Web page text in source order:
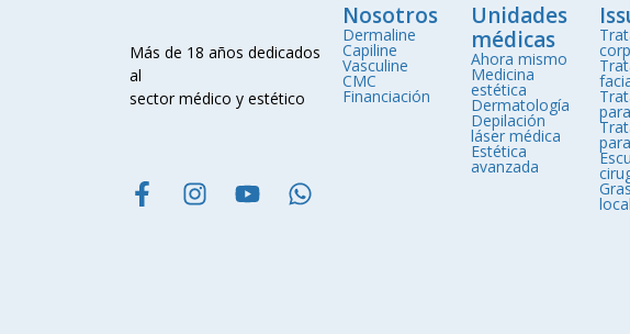
Más de 18 años dedicados
al
sector médico y estético
Nosotros
Dermaline
Capiline
Vasculine
CMC
Financiación
Unidades
médicas
Ahora mismo
Medicina
estética
Dermatología
Depilación
láser médica
Estética
avanzada